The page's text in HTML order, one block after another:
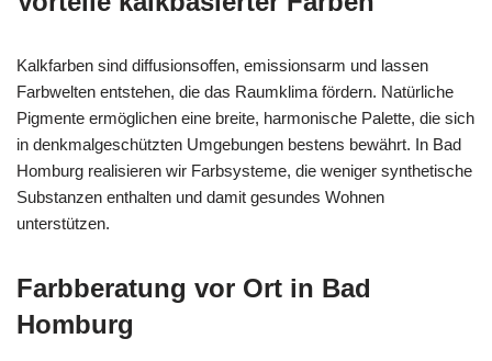
Kalkfarben sind diffusionsoffen, emissionsarm und lassen
Farbwelten entstehen, die das Raumklima fördern. Natürliche
Pigmente ermöglichen eine breite, harmonische Palette, die sich
in denkmalgeschützten Umgebungen bestens bewährt. In Bad
Homburg realisieren wir Farbsysteme, die weniger synthetische
Substanzen enthalten und damit gesundes Wohnen
unterstützen.
Farbberatung vor Ort in Bad
Homburg